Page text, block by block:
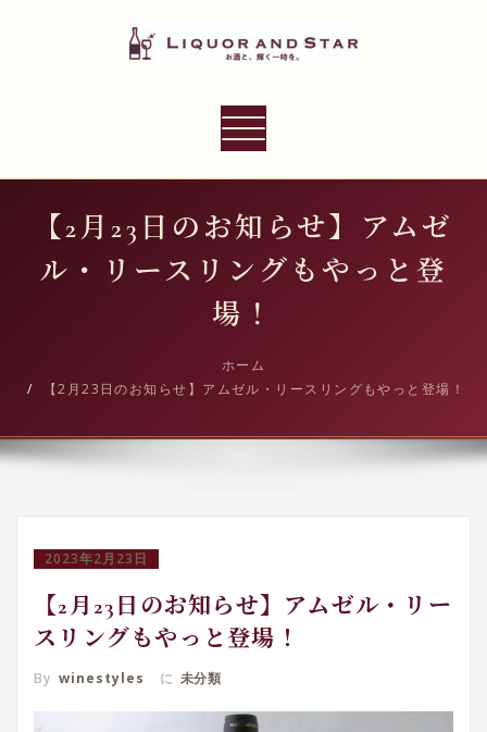
プ
LIQUOR AND STAR
ナ
ー
ョ
ン
り
替
【2月23日のお知らせ】アムゼ
ル・リースリングもやっと登
場！
ホーム
【2月23日のお知らせ】アムゼル・リースリングもやっと登場！
2023年2月23日
【2月23日のお知らせ】アムゼル・リー
スリングもやっと登場！
By winestyles に 未分類